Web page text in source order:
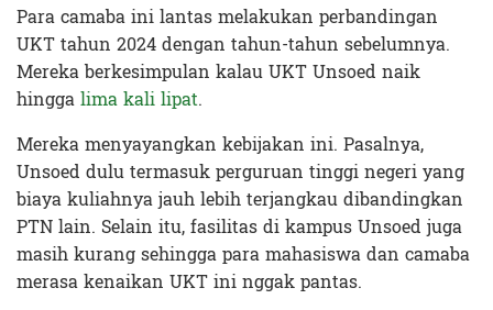
Para camaba ini lantas melakukan perbandingan
UKT tahun 2024 dengan tahun-tahun sebelumnya.
Mereka berkesimpulan kalau UKT Unsoed naik
hinggalima kali lipat.
Mereka menyayangkan kebijakan ini. Pasalnya,
Unsoed dulu termasuk perguruan tinggi negeri yang
biaya kuliahnya jauh lebih terjangkau dibandingkan
PTN lain. Selain itu, fasilitas di kampus Unsoed juga
masih kurang sehingga para mahasiswa dan camaba
merasa kenaikan UKT ini nggak pantas.